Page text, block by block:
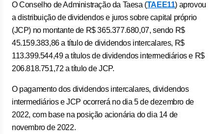
O Conselho de Administração da Taesa (TAEE11) aprovou
a distribuição de dividendos e juros sobre capital próprio
(JCP) no montante de R$ 365.377.680,07, sendo R$
45.159.383,86 a título de dividendos intercalares, R$
113.399.544,49 a títulos de dividendos intermediários e R$
206.818.751,72 a título de JCP.
O pagamento dos dividendos intercalares, dividendos
intermediários e JCP ocorrerá no dia 5 de dezembro de
2022, com base na posição acionária do dia 14 de
novembro de 2022.